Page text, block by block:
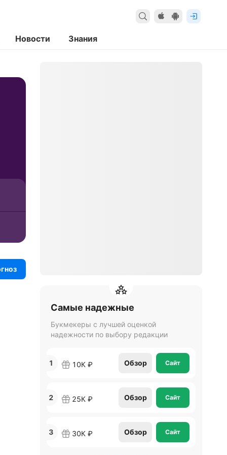
Новости Знания
Самые надежные
Букмекеры с лучшей оценкой
надежности по выбору редакции
1 10К ₽ Обзор Сайт
2 25К ₽ Обзор Сайт
3 30К ₽ Обзор Сайт